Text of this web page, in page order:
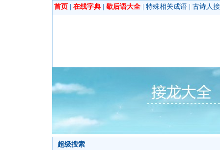
首页 在线字典 歇后语大全 特殊相关成语 古诗人
超级搜索